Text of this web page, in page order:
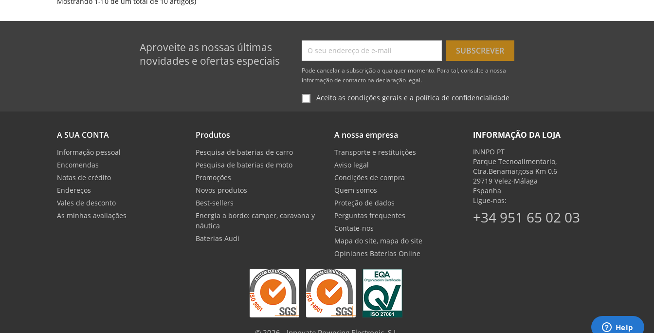
Aproveite as nossas últimas
novidades e ofertas especiais
Pode cancelar a subscrição a qualquer momento. Para tal, consulte a nossa
informação de contacto na declaração legal.
Aceito as condições gerais e a política de confidencialidade
A SUA CONTA
Informação pessoal
Encomendas
Notas de crédito
Endereços
Vales de desconto
As minhas avaliações
Produtos
Pesquisa de baterias de carro
Pesquisa de baterias de moto
Promoções
Novos produtos
Best-sellers
Energía a bordo: camper, caravana y
náutica
Baterias Audi
A nossa empresa
Transporte e restituições
Aviso legal
Condições de compra
Quem somos
Proteção de dados
Perguntas frequentes
Contate-nos
Mapa do site, mapa do site
Opiniones Baterías Online
INFORMAÇÃO DA LOJA
INNPO PT
Parque Tecnoalimentario,
Ctra.Benamargosa Km 0,6
29719 Velez-Málaga
Espanha
Ligue-nos:
+34 951 65 02 03